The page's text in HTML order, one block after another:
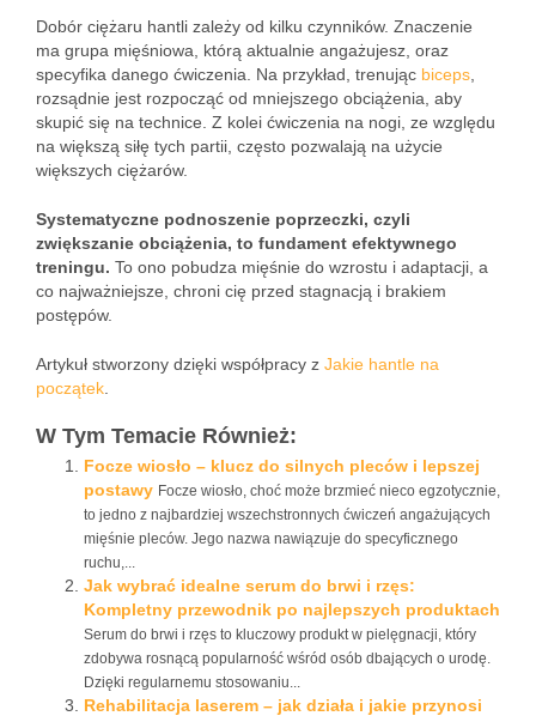
Dobór ciężaru hantli zależy od kilku czynników. Znaczenie
ma grupa mięśniowa, którą aktualnie angażujesz, oraz
specyfika danego ćwiczenia. Na przykład, trenując biceps
rozsądnie jest rozpocząć od mniejszego obciążenia, aby
skupić się na technice. Z kolei ćwiczenia na nogi, ze względu
na większą siłę tych partii, często pozwalają na użycie
większych ciężarów.
Systematyczne podnoszenie poprzeczki, czyli
zwiększanie obciążenia, to fundament efektywnego
treningu. To ono pobudza mięśnie do wzrostu i adaptacji, a
co najważniejsze, chroni cię przed stagnacją i brakiem
postępów.
Artykuł stworzony dzięki współpracy z Jakie hantle na
początek
W Tym Temacie Również:
Focze wiosło – klucz do silnych pleców i lepszej
postawy Focze wiosło, choć może brzmieć nieco egzotycznie,
to jedno z najbardziej wszechstronnych ćwiczeń angażujących
mięśnie pleców. Jego nazwa nawiązuje do specyficznego
ruchu,...
Jak wybrać idealne serum do brwi i rzęs:
Kompletny przewodnik po najlepszych produktach
Serum do brwi i rzęs to kluczowy produkt w pielęgnacji, który
zdobywa rosnącą popularność wśród osób dbających o urodę.
Dzięki regularnemu stosowaniu...
Rehabilitacja laserem – jak działa i jakie przynosi